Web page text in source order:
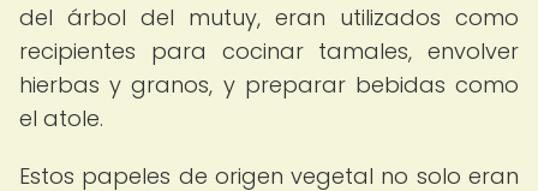
del árbol del mutuy, eran utilizados como
recipientes para cocinar tamales, envolver
hierbas y granos, y preparar bebidas como
el atole.
Estos papeles de origen vegetal no solo eran